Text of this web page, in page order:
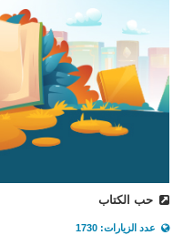
حب الكتاب
عدد الزيارات: 1730